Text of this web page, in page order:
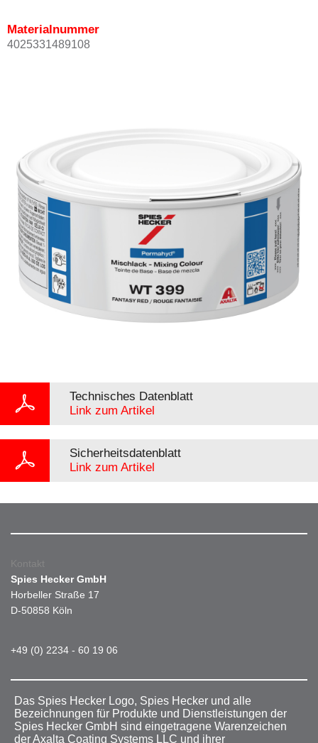
Materialnummer
4025331489108
Technisches Datenblatt
Link zum Artikel
Sicherheitsdatenblatt
Link zum Artikel
Kontakt
Spies Hecker GmbH
Horbeller Straße 17
D-50858 Köln
+49 (0) 2234 - 60 19 06
Das Spies Hecker Logo, Spies Hecker und alle
Bezeichnungen für Produkte und Dienstleistungen der
Spies Hecker GmbH sind eingetragene Warenzeichen
der Axalta Coating Systems LLC und ihrer